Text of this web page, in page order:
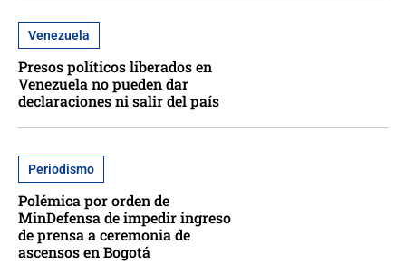
Venezuela
Presos políticos liberados en
Venezuela no pueden dar
declaraciones ni salir del país
Periodismo
Polémica por orden de
MinDefensa de impedir ingreso
de prensa a ceremonia de
ascensos en Bogotá